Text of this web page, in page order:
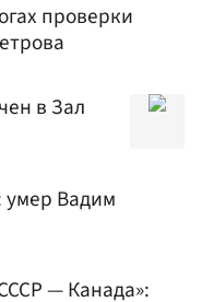
проверки
в Зал
умер Вадим
— Канада»: